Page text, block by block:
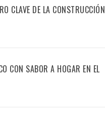
CLAVE DE LA CONSTRUCCIÓN
CON SABOR A HOGAR EN EL